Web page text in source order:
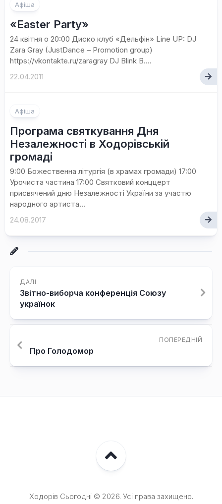
Афіша
«Easter Party»
24 квітня о 20:00 Диско клуб «Дельфін» Line UP: DJ
Zara Grаy (JustDance – Promotion group)
https://vkontakte.ru/zaragray DJ Blink B....
22.04.2011
Афіша
Програма святкування Дня
Незалежності в Ходорівській
громаді
9:00 Божественна літургія (в храмах громади) 17:00
Урочиста частина 17:00 Святковий конццерт
присвячений дню Незалежності України за участю
народного артиста...
24.08.2017
ДАЛІ
Звітно-виборча конференція Союзу
українок
ПОПЕРЕДНІЙ
Про Голодомор
Ходорів Сьогодні © 2026. Усі права захищено.